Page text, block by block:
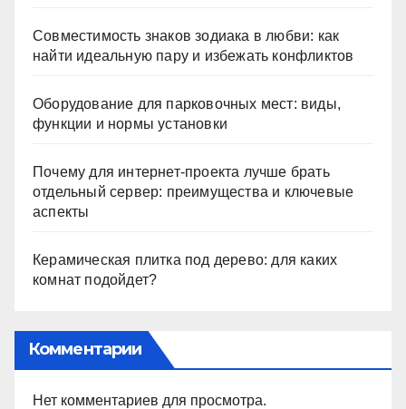
Совместимость знаков зодиака в любви: как
найти идеальную пару и избежать конфликтов
Оборудование для парковочных мест: виды,
функции и нормы установки
Почему для интернет-проекта лучше брать
отдельный сервер: преимущества и ключевые
аспекты
Керамическая плитка под дерево: для каких
комнат подойдет?
Комментарии
Нет комментариев для просмотра.